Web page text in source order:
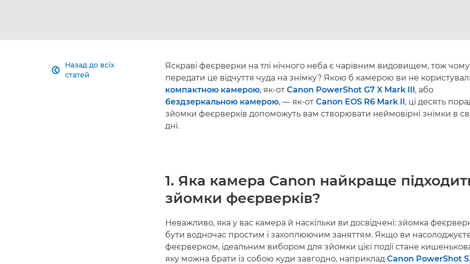
Назад до всіх
статей

Яскраві феєрверки на тлі нічного неба є чарівним видовищем, тож
передати це відчуття чуда на знімку? Якою б камерою ви не
компактною камерою, як-от Canon PowerShot G7 X Mark III, або
бездзеркальною камерою, — як-от Canon EOS R6 Mark II, ці десять
зйомки феєрверків допоможуть вам створювати неймовірні знімки в
дні.
1. Яка камера Canon найкраще
зйомки феєрверків?
Неважливо, яка у вас камера й наскільки ви досвідчені: зйомка
бути водночас простим і захоплюючим заняттям. Якщо ви
феєрверком, ідеальним вибором для зйомки цієї події стане
яку можна брати із собою куди завгодно, наприклад Canon PowerShot